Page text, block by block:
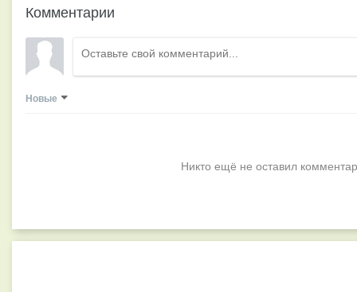
Комментарии
Новые
Никто ещё не оставил